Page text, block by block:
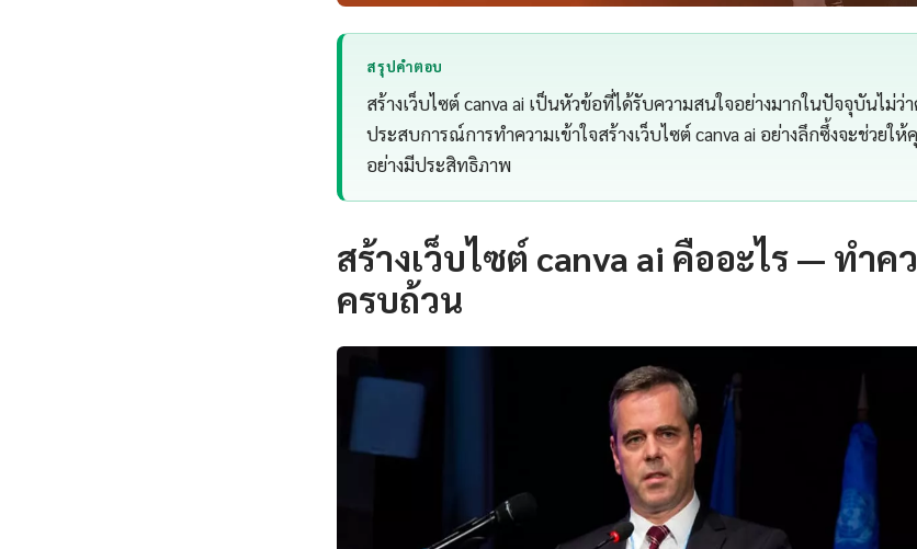
สรุปคำตอบ
สร้างเว็บไซต์ canva ai เป็นหัวข้อที่ได้รับความสนใจอย่างมากในปัจจุบันไม่
ประสบการณ์การทำความเข้าใจสร้างเว็บไซต์ canva ai อย่างลึกซึ้งจะช่วยใ
อย่างมีประสิทธิภาพ
สร้างเว็บไซต์ canva ai คืออะไร — ทำค
ครบถ้วน